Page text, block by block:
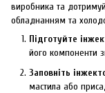
виробника та
обладнанням та
Підготуйте
його компоненти
Заповніть
мастила або